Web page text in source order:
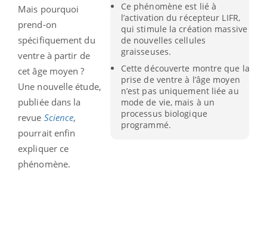
Ce phénomène est lié à
l’activation du récepteur LIFR,
qui stimule la création massive
de nouvelles cellules
graisseuses.
Cette découverte montre que la
prise de ventre à l’âge moyen
n’est pas uniquement liée au
mode de vie, mais à un
processus biologique
programmé.
Mais pourquoi
prend-on
spécifiquement du
ventre à partir de
cet âge moyen ?
Une nouvelle étude,
publiée dans la
revue Science,
pourrait enfin
expliquer ce
phénomène.